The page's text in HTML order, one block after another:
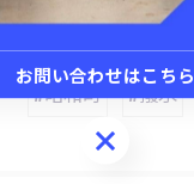
関連タグ
#昭和町 #撥水
お問い合わせはこちら
お問い合わせはこちら